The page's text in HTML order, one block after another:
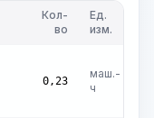
Кол-
во
Ед.
изм.
0,23
маш.-
ч